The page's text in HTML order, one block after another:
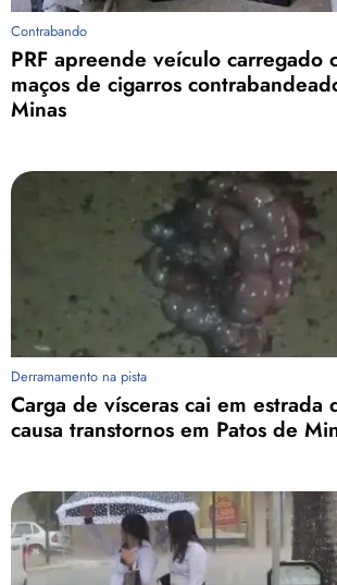
Contrabando
PRF apreende veículo carregado
maços de cigarros
Minas
Derramamento na pista
Carga de vísceras cai em estrada
causa transtornos em Patos de